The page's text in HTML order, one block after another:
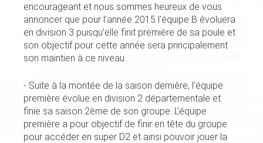
encourageant et nous sommes heureux de vous
annoncer que pour l’année 2015 l’équipe B évoluera
en division 3 puisqu’elle finit première de sa poule et
son objectif pour cette année sera principalement
son maintien à ce niveau .
- Suite à la montée de la saison dernière, l’équipe
première évolue en division 2 départementale et
finie sa saison 2ème de son groupe. L’équipe
première a pour objectif de finir en tête du groupe
pour accéder en super D2 et ainsi pouvoir jouer la